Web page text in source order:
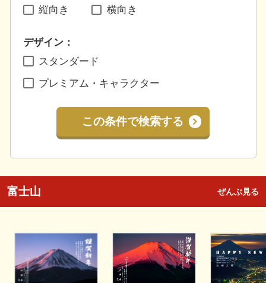
縦向き
横向き
デザイン：
スタンダード
プレミアム・キャラクター
この条件で検索する
富士山 ぜんぶ見る